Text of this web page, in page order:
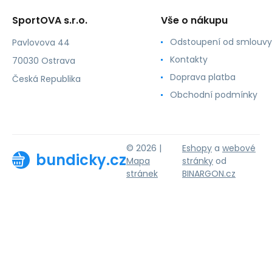
SportOVA s.r.o.
Pavlovova 44
70030 Ostrava
Česká Republika
Vše o nákupu
Odstoupení od smlouvy
Kontakty
Doprava platba
Obchodní podmínky
bundicky.cz
© 2026 |
Mapa
stránek
Eshopy a webové
stránky od
BINARGON.cz